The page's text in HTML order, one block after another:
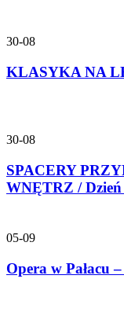
30-08
KLASYKA NA
30-08
SPACERY
WNĘTRZ / Dzień
05-09
Opera w Pałacu